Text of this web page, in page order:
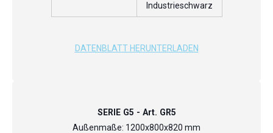
Industrieschwarz
DATENBLATT HERUNTERLADEN
SERIE G5 - Art. GR5
Außenmaße: 1200x800x820 mm